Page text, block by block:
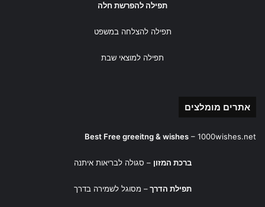
תפילה להפרשת חלה
תפילה להצלחה במשפט
תפילה למוצאי שבת
אתרים מומלצים
Best Free greeitng & wishes – 1000wishes.net
ברכת המזון – סגולה לבריאות איתנה
תפילת הדרך – מסוגל לשמירה בדרך